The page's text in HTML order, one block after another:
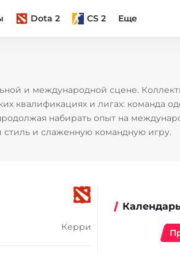
Dota 2 CS 2 Еще
и международной сцене.
квалификациях и лигах: команда
набирать опыт на
и слаженную командную игру.
Керри